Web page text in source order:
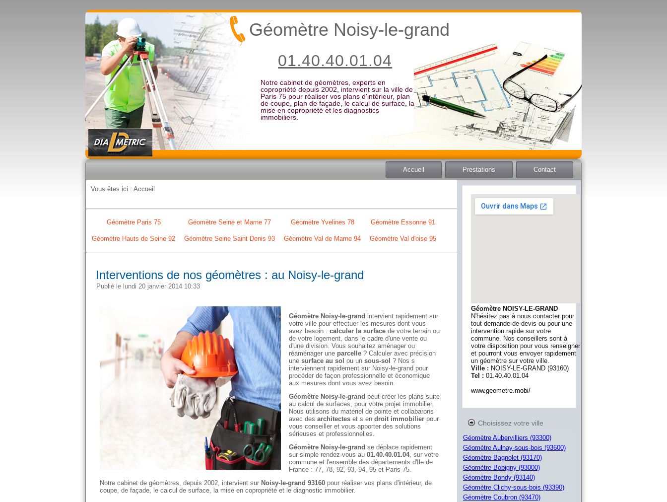
Notre cabinet de géomètres, experts en
copropriété depuis 2002, intervient sur la ville de
Paris 75 pour réaliser vos plans d'intérieur, plan
de coupe, plan de façade, le calcul de surface, la
mise en copropriété et les diagnostics
immobiliers.
Géomètre Noisy-le-grand
01.40.40.01.04
Accueil Prestations Contact
Vous êtes ici : Accueil
Géomètre Paris 75 Géomètre Seine et Marne 77 Géomètre Yvelines 78 Géomètre Essonne 91
Géomètre Hauts de Seine 92 Géomètre Seine Saint Denis 93 Géomètre Val de Marne 94 Géomètre Val d'oise 95
Interventions de nos géomètres : au Noisy-le-grand
Publié le lundi 20 janvier 2014 10:33
Géomètre Noisy-le-grand intervient rapidement sur
votre ville pour effectuer les mesures dont vous
avez besoin : calculer la surface de votre terrain ou
de votre logement, dans le cadre d'une vente ou
d'une division. Vous souhaitez aménager ou
réaménager une parcelle ? Calculer avec précision
une surface au sol ou un sous-sol ? Nos s
interviennent rapidement sur Noisy-le-grand pour
procéder de façon professionnelle et économique
aux mesures dont vous avez besoin.
Géomètre Noisy-le-grand peut créer les plans suite
au calcul de surfaces, pour votre projet immobilier.
Nous utilisons du matériel de pointe et collabarons
avec des architectes et s en droit immobilier pour
vous conseiller et vous apporter des solutions
sérieuses et professionnelles.
Géomètre Noisy-le-grand se déplace rapidement
sur simple rendez-vous au 01.40.40.01.04, sur votre
commune et l'ensemble des départements d'Ile de
France : 77, 78, 92, 93, 94, 95 et Paris 75.
Notre cabinet de géomètres, depuis 2002, intervient sur Noisy-le-grand 93160 pour réaliser vos plans d'intérieur, de
coupe, de façade, le calcul de surface, la mise en copropriété et le diagnostic immobilier.
Géomètre NOISY-LE-GRAND
N'hésitez pas à nous contacter pour
tout demande de devis ou pour une
intervention rapide sur votre
commune. Nos conseillers sont à
votre disposition pour vous renseigner
et pourront vous envoyer rapidement
un géomètre sur votre ville.
Ville : NOISY-LE-GRAND (93160)
Tel : 01.40.40.01.04
www.geometre.mobi/
Choisissez votre ville
Géomètre Aubervilliers (93300)
Géomètre Aulnay-sous-bois (93600)
Géomètre Bagnolet (93170)
Géomètre Bobigny (93000)
Géomètre Bondy (93140)
Géomètre Clichy-sous-bois (93390)
Géomètre Coubron (93470)